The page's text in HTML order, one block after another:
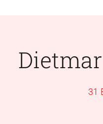
31